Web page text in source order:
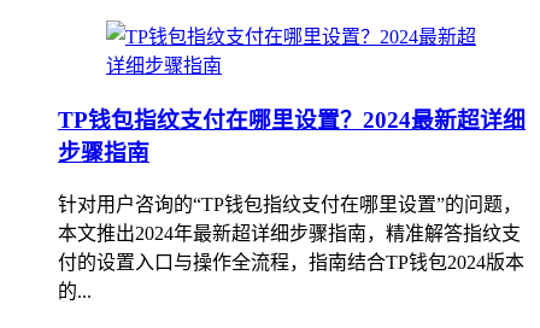
TP钱包指纹支付在哪里设置？2024最新超详细
步骤指南
针对用户咨询的“TP钱包指纹支付在哪里设置”的问题，
本文推出2024年最新超详细步骤指南，精准解答指纹支
付的设置入口与操作全流程，指南结合TP钱包2024版本
的...